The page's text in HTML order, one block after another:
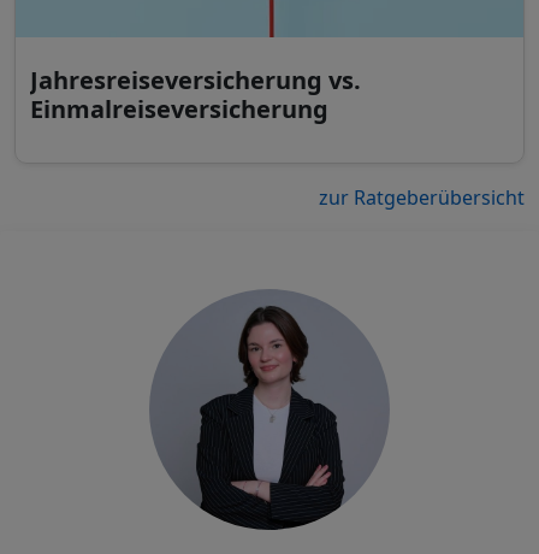
Jahresreiseversicherung vs.
Einmalreiseversicherung
zur Ratgeberübersicht